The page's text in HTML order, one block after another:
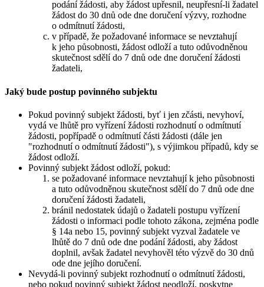
podání žádosti, aby žádost upřesnil, neupřesní-li žadatel
žádost do 30 dnů ode dne doručení výzvy, rozhodne
o odmítnutí žádosti,
v případě, že požadované informace se nevztahují
k jeho působnosti, žádost odloží a tuto odůvodněnou
skutečnost sdělí do 7 dnů ode dne doručení žádosti
žadateli,
Jaký bude postup povinného subjektu
Pokud povinný subjekt žádosti, byť i jen zčásti, nevyhoví,
vydá ve lhůtě pro vyřízení žádosti rozhodnutí o odmítnutí
žádosti, popřípadě o odmítnutí části žádosti (dále jen
"rozhodnutí o odmítnutí žádosti"), s výjimkou případů, kdy se
žádost odloží.
Povinný subjekt žádost odloží, pokud:
se požadované informace nevztahují k jeho působnosti
a tuto odůvodněnou skutečnost sdělí do 7 dnů ode dne
doručení žádosti žadateli,
bránil nedostatek údajů o žadateli postupu vyřízení
žádosti o informaci podle tohoto zákona, zejména podle
§ 14a nebo 15, povinný subjekt vyzval žadatele ve
lhůtě do 7 dnů ode dne podání žádosti, aby žádost
doplnil, avšak žadatel nevyhověl této výzvě do 30 dnů
ode dne jejího doručení.
Nevydá-li povinný subjekt rozhodnutí o odmítnutí žádosti,
nebo pokud povinný subjekt žádost neodloží, poskytne